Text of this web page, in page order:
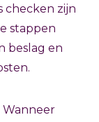
checken zijn
stappen
beslag en
Wanneer